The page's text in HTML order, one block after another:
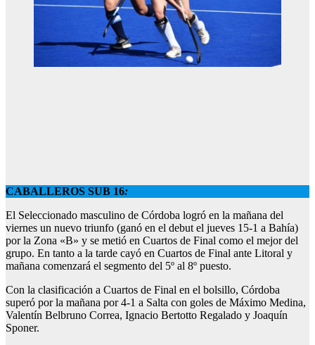
CABALLEROS SUB 16:
El Seleccionado masculino de Córdoba logró en la mañana del
viernes un nuevo triunfo (ganó en el debut el jueves 15-1 a Bahía)
por la Zona «B» y se metió en Cuartos de Final como el mejor del
grupo. En tanto a la tarde cayó en Cuartos de Final ante Litoral y
mañana comenzará el segmento del 5º al 8º puesto.
Con la clasificación a Cuartos de Final en el bolsillo, Córdoba
superó por la mañana por 4-1 a Salta con goles de Máximo Medina,
Valentín Belbruno Correa, Ignacio Bertotto Regalado y Joaquín
Sponer.